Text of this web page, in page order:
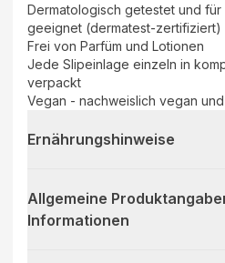
Dermatologisch getestet und
geeignet (dermatest-zertifiziert)
Frei von Parfüm und Lotionen
Jede Slipeinlage einzeln in
verpackt
Vegan - nachweislich vegan
Ernährungshinweise
Allgemeine
Informationen